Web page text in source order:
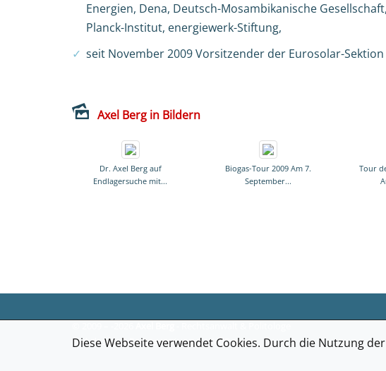
Diese Webseite verwendet Cookies. Durch die Nutzung
Energien, Dena, Deutsch-Mosambikanische
Planck-Institut, energiewerk-Stiftung,
seit November 2009 Vorsitzender der Eurosolar-
Axel Berg in Bildern
Dr. Axel Berg auf
Endlagersuche mit...
Biogas-Tour 2009 Am 7.
September...
Tour
Webdesign & Programmierung:WedDesign